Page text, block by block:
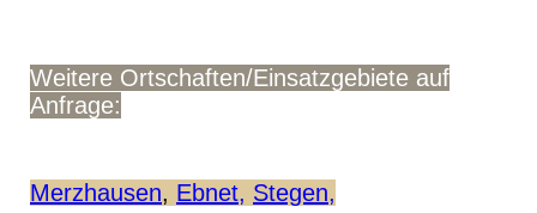
Weitere Ortschaften/Einsatzgebiete auf
Anfrage:
Merzhausen, Ebnet, Stegen,